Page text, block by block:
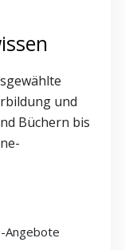
und
Büchern bis
Angebote